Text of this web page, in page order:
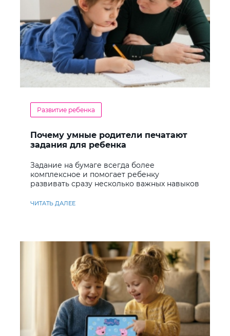
Развитие ребенка
Почему умные родители печатают
задания для ребенка
Задание на бумаге всегда более
комплексное и помогает ребенку
развивать сразу несколько важных навыков
ЧИТАТЬ ДАЛЕЕ